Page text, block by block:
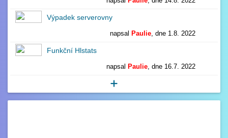
Výpadek serverovny
napsal Paulie, dne 1.8. 2022
Funkční Hlstats
napsal Paulie, dne 16.7. 2022